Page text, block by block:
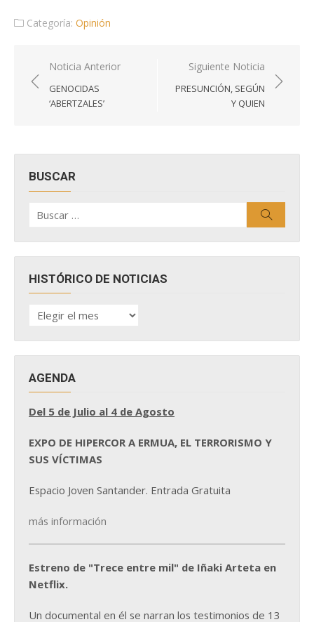
Categoría: Opinión
Navegación
de
entradas
Noticia Anterior
GENOCIDAS
‘ABERTZALES’
Siguiente Noticia
PRESUNCIÓN, SEGÚN
Y QUIEN
BUSCAR
por:
HISTÓRICO DE NOTICIAS
HISTÓRICO
DE
AGENDA
Del 5 de Julio al 4 de Agosto
EXPO DE HIPERCOR A ERMUA, EL TERRORISMO Y
SUS VÍCTIMAS
Espacio Joven Santander. Entrada Gratuita
más información
Estreno de "Trece entre mil" de Iñaki Arteta en
Netflix.
Un documental en él se narran los testimonios de 13